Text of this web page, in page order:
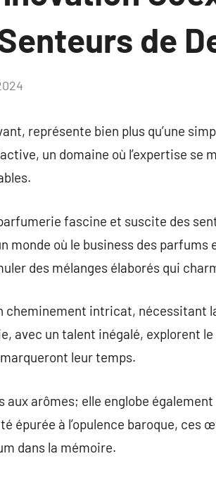
de
représente bien plus qu’une
un domaine où l’expertise se
fascine et suscite des
monde où le business des parfums
des mélanges élaborés qui
cheminement intricat, nécessitant
avec un talent inégalé, explorent
leur temps.
aux arômes; elle englobe
épurée à l’opulence baroque, ces
dans la mémoire.